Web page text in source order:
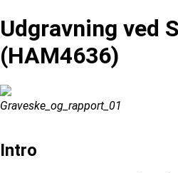
Udgravning ved
(HAM4636)
Graveske_og_rapport_01
Intro